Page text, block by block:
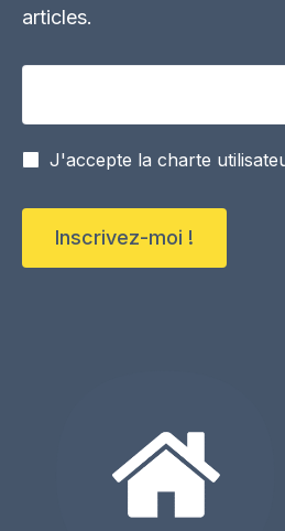
articles.
J'accepte la charte
Inscrivez-moi !